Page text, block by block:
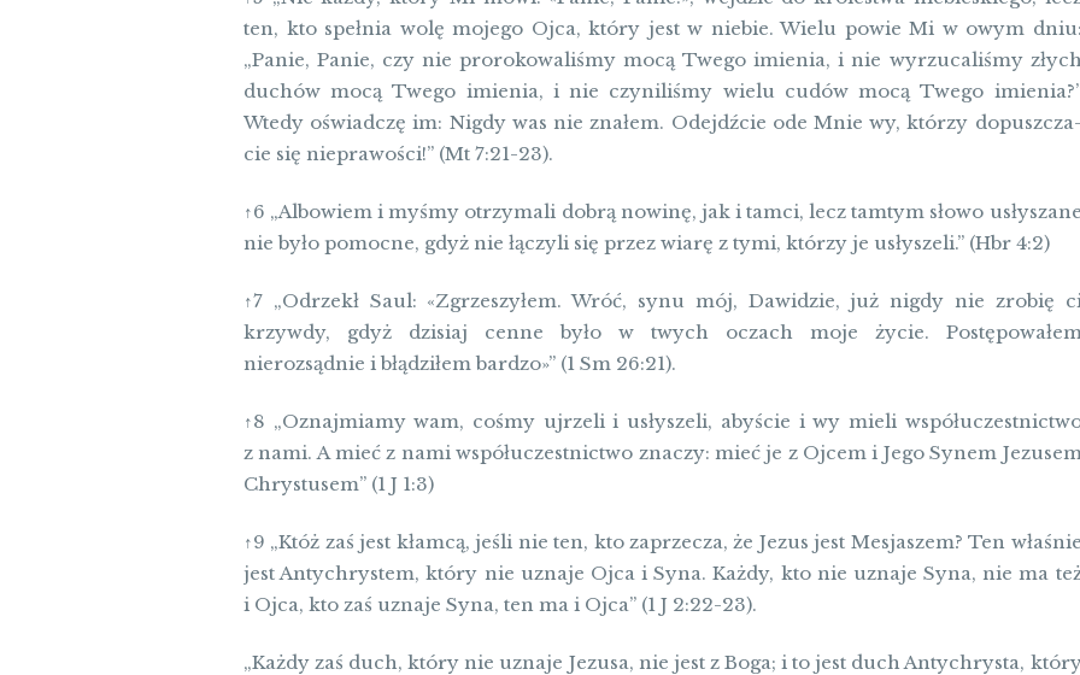
ten, kto spe­łnia wolę mojego Ojca, który jest w niebie. Wielu po­wie Mi w owym dniu:
„Panie, Panie, czy nie pro­roko­wali­śmy mocą Twego imienia, i nie wy­rzucaliśmy
duchów mocą Twego imienia, i nie czyniliśmy wielu cudów mocą Twego
Wtedy oświadczę im: Nigdy was nie znałem. Odejdźcie ode Mnie wy, którzy do­puszcza­
cie się nieprawości!” (Mt 7:21-23).
↑6 „Albowiem i myśmy otrzymali dobrą nowinę, jak i tamci, lecz tamtym słowo usłyszane
nie było pomocne, gdyż nie łączyli się przez wiarę z tymi, którzy je usłyszeli.” (Hbr 4:2)
↑7 „Odrzekł Saul: «Zgrzeszyłem. Wróć, synu mój, Dawidzie, już nigdy nie zrobię
krzywdy, gdyż dzisiaj cenne było w twych oczach moje życie.
nierozsądnie i błądziłem bardzo»” (1 Sm 26:21).
↑8 „Oznajmiamy wam, cośmy ujrzeli i usłyszeli, abyście i wy mieli
z nami. A mieć z nami współuczestnictwo znaczy: mieć je z Ojcem i Jego Synem
Chrystusem” (1 J 1:3)
↑9 „Któż zaś jest kłamcą, jeśli nie ten, kto zaprzecza, że Jezus jest Mesjaszem? Ten właśnie
jest Antychrystem, który nie uznaje Ojca i Syna. Każdy, kto nie uznaje Syna, nie ma
i Ojca, kto zaś uznaje Syna, ten ma i Ojca” (1 J 2:22-23).
„Każdy zaś duch, który nie uznaje Jezusa, nie jest z Boga; i to jest duch Antychrysta,